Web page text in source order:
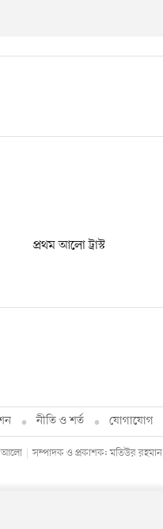
প্রথম আলো ট্রাস্ট
নীতি ও শর্ত যোগাযোগ
আলো সম্পাদক ও প্রকাশক: মতিউর রহমান